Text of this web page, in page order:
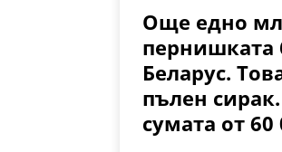
Още едно
пернишката
Беларус.
пълен
сумата от